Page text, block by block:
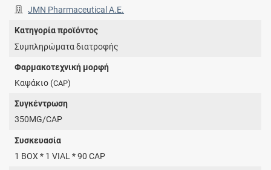
JMN Pharmaceutical Α.Ε.
Κατηγορία προϊόντος
Συμπληρώματα διατροφής
Φαρμακοτεχνική μορφή
Καψάκιο (CAP)
Συγκέντρωση
350MG/CAP
Συσκευασία
1 BOX * 1 VIAL * 90 CAP